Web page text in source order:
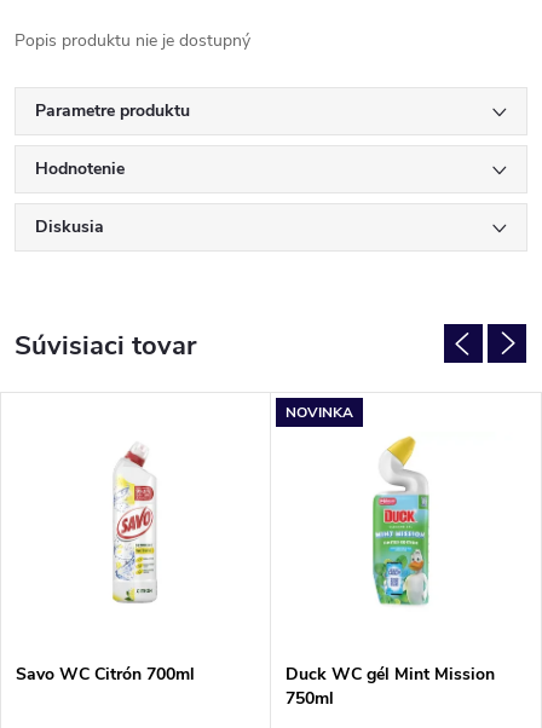
Popis produktu nie je dostupný
Parametre produktu
Hodnotenie
Diskusia
Súvisiaci tovar
Savo WC Citrón 700ml
NOVINKA
Duck WC gél Mint Mission
750ml